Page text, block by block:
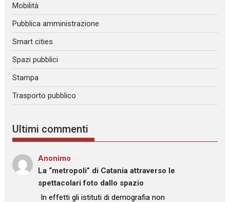
Mobilità
Pubblica amministrazione
Smart cities
Spazi pubblici
Stampa
Trasporto pubblico
Ultimi commenti
Anonimo
La “metropoli” di Catania attraverso le
spettacolari foto dallo spazio
: “
In effetti gli istituti di demografia non